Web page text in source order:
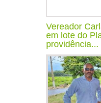
Vereador
em lote do
providência...